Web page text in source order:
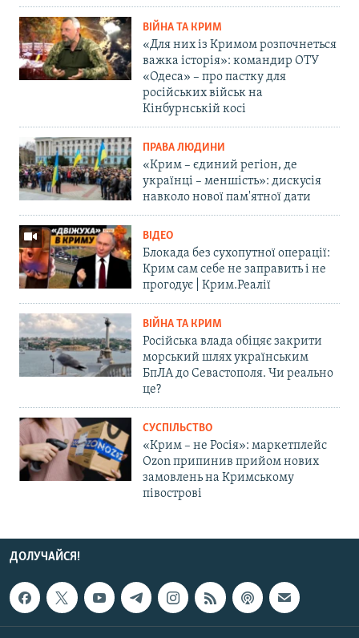
ВІЙНА ТА КРИМ
«Для них із Кримом розпочнеться
важка історія»: командир ОТУ
«Одеса» – про пастку для
російських військ на
Кінбурнській косі
ПРАВА ЛЮДИНИ
«Крим – єдиний регіон, де
українці – меншість»: дискусія
навколо нової пам'ятної дати
ВІДЕО
Блокада без сухопутної операції:
Крим сам себе не заправить і не
прогодує | Крим.Реалії
ВІЙНА ТА КРИМ
Російська влада обіцяє закрити
морський шлях українським
БпЛА до Севастополя. Чи реально
це?
СУСПІЛЬСТВО
«Крим – не Росія»: маркетплейс
Ozon припинив прийом нових
замовлень на Кримському
півострові
ДОЛУЧАЙСЯ!